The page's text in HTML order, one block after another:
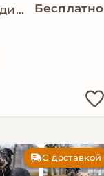
Астер шукає свою родину. ❤️ Бесплатно
С доставкой